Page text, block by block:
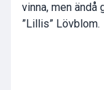
vinna, men ändå
”Lillis” Lövblom.